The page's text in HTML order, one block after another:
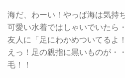
海だ、わーい！やっぱ海は気持
可愛い水着ではしゃいでいたら
友人に「足にわかめついてるよ
えっ！足の親指に黒いものが・
毛！！